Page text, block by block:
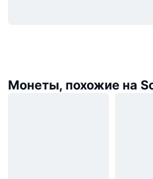
Монеты, похожие на